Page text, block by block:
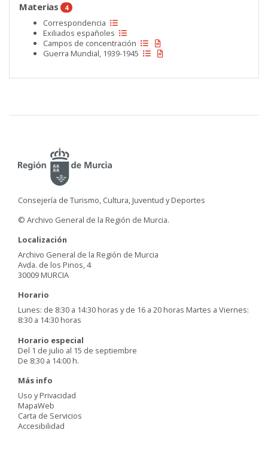
Materias 4
Correspondencia
Exiliados españoles
Campos de concentración
Guerra Mundial, 1939-1945
Consejería de Turismo, Cultura, Juventud y Deportes
© Archivo General de la Región de Murcia.
Localización
Archivo General de la Región de Murcia
Avda. de los Pinos, 4
30009 MURCIA
Horario
Lunes: de 8:30 a 14:30 horas y de 16 a 20 horas Martes a Viernes:
8:30 a 14:30 horas
Horario especial
Del 1 de julio al 15 de septiembre
De 8:30 a 14:00 h.
Más info
Uso y Privacidad
MapaWeb
Carta de Servicios
Accesibilidad